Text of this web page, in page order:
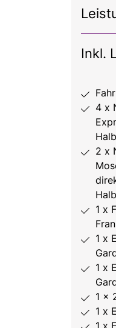
Inkl.
4 x
2 x
1 x
1 x
1 x
1 x
1 x
1 x